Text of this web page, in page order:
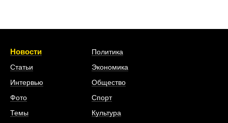
Новости
Статьи
Интервью
Фото
Темы
Политика
Экономика
Общество
Спорт
Культура